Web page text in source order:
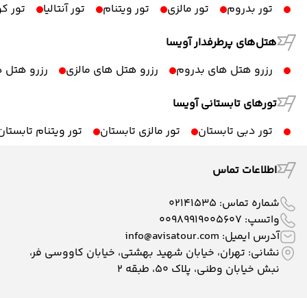
تور بدروم
تور مالزی تور ویتنام تور آنتالیا
تور
هتل‌های پرطرفدار آویسا
رزرو هتل های بدروم
رزرو هتل های مالزی
رزرو هتل
تورهای تابستانی آویسا
تور دبی تابستان
تور مالزی تابستان تور ویتنام
اطلاعات تماس
شماره تماس: 02141535
واتسپ: 00989919005607
آدرس ایمیل: info@avisatour.com
نشانی: تهران، خیابان شهید بهشتی، خیابان کاووسی فر،
نبش خیابان وطنی، پلاک ۵۰، طبقه 2